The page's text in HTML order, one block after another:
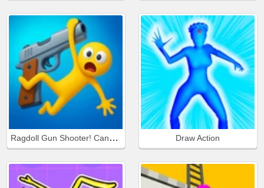
Ragdoll Gun Shooter! Cannon Spinner Playground Draw Action